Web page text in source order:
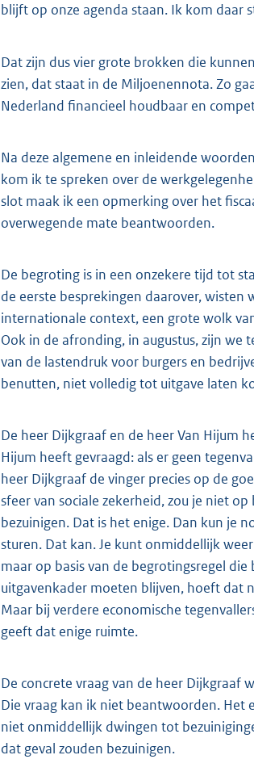
blijft op onze agenda staan. Ik kom daar
Dat zijn dus vier grote brokken die
zien, dat staat in de Miljoenennota. Zo
Nederland financieel houdbaar en
Na deze algemene en inleidende
kom ik te spreken over de
slot maak ik een opmerking over het
overwegende mate beantwoorden.
De begroting is in een onzekere tijd tot
de eerste besprekingen daarover, wisten
internationale context, een grote wolk
Ook in de afronding, in augustus, zijn we
van de lastendruk voor burgers en
benutten, niet volledig tot uitgave laten
De heer Dijkgraaf en de heer Van Hijum
Hijum heeft gevraagd: als er geen
heer Dijkgraaf de vinger precies op de
sfeer van sociale zekerheid, zou je niet
bezuinigen. Dat is het enige. Dan kun je
sturen. Dat kan. Je kunt onmiddellijk
maar op basis van de begrotingsregel
uitgavenkader moeten blijven, hoeft dat
Maar bij verdere economische
geeft dat enige ruimte.
De concrete vraag van de heer Dijkgraaf
Die vraag kan ik niet beantwoorden. Het
niet onmiddellijk dwingen tot
dat geval zouden bezuinigen.